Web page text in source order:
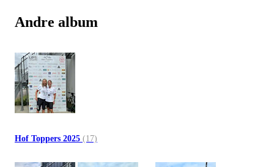
Andre album
Hof Toppers 2025 (17)